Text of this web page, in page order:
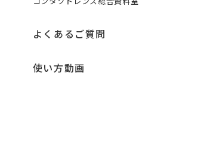
よくあるご質問
使い方動画